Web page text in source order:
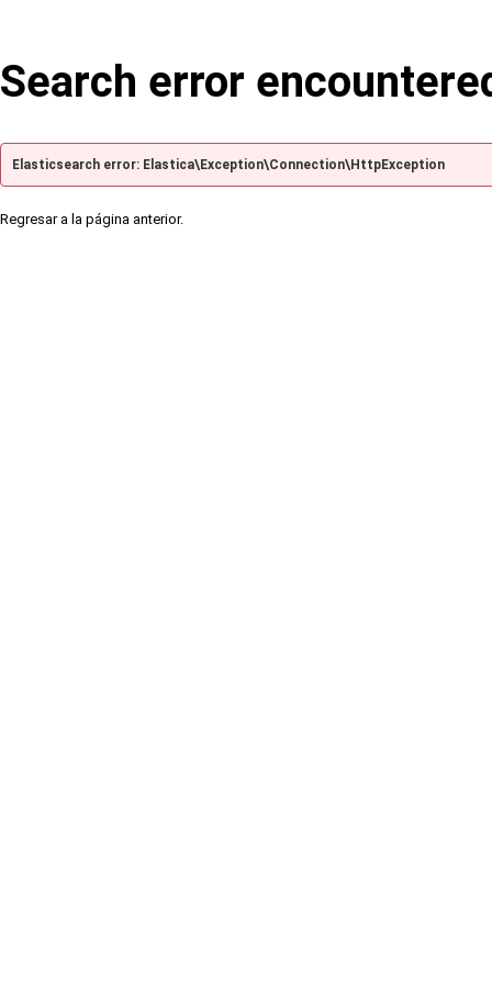
Search error
Elasticsearch error: Elastica\Exception\Connection\HttpException
Regresar a la página anterior.